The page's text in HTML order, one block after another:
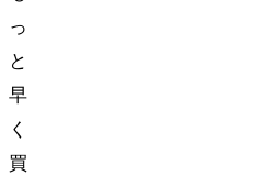
っ
と
早
く
買